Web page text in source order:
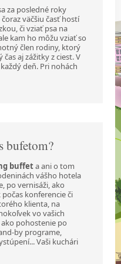
za posledné roky
väčšiu časť hostí
či vziať psa na
kam ho môžu vziať so
člen rodiny, ktorý
aj zážitky z ciest. V
deň. Pri nohách
bufetom?
buffeta ani o tom
vášho hotela
po vernisáži, ako
konferencie či
klienta, na
vo vašich
pohostenie po
by programe,
Vaši kuchári